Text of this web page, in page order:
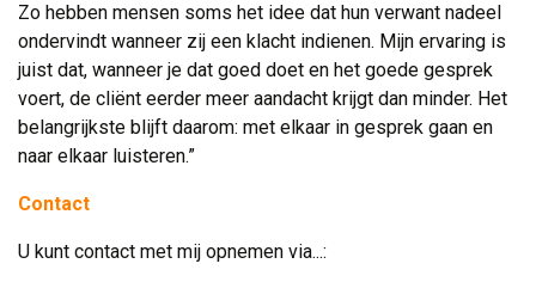
Zo hebben mensen soms het idee dat hun verwant nadeel
ondervindt wanneer zij een klacht indienen. Mijn ervaring is
juist dat, wanneer je dat goed doet en het goede gesprek
voert, de cliënt eerder meer aandacht krijgt dan minder. Het
belangrijkste blijft daarom: met elkaar in gesprek gaan en
naar elkaar luisteren.”
Contact
U kunt contact met mij opnemen via...: